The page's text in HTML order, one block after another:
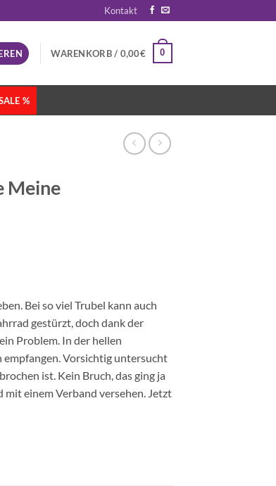
Kontakt
WARENKORB / 0,00€ 0
%
Meine
Bei so viel Trubel kann auch
gestürzt, doch dank der
Problem. In der hellen
Vorsichtig untersucht
ist. Kein Bruch, das ging ja
einem Verband versehen. Jetzt